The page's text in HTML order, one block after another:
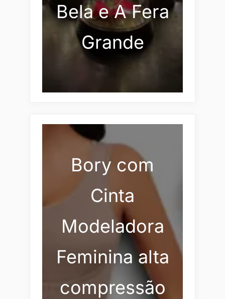
Bela e A Fera
Grande
Bory com
Cinta
Modeladora
Feminina alta
compressão